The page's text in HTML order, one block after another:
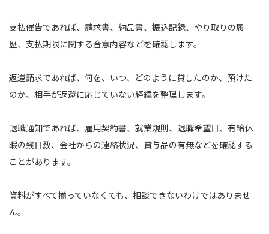
支払催告であれば、請求書、納品書、振込記録、やり取りの履
歴、支払期限に関する合意内容などを確認します。
返還請求であれば、何を、いつ、どのように貸したのか、預けた
のか、相手が返還に応じていない経緯を整理します。
退職通知であれば、雇用契約書、就業規則、退職希望日、有給休
暇の残日数、会社からの連絡状況、貸与品の有無などを確認する
ことがあります。
資料がすべて揃っていなくても、相談できないわけではありませ
ん。